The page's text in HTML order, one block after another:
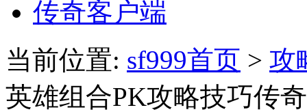
传奇客户端
当前位置: sf999首页 > 攻
英雄组合PK攻略技巧传